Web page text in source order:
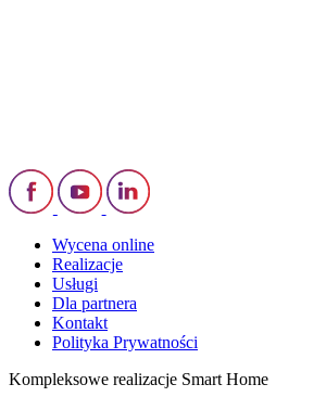
Wycena online
Realizacje
Usługi
Dla partnera
Kontakt
Polityka Prywatności
Kompleksowe realizacje Smart Home